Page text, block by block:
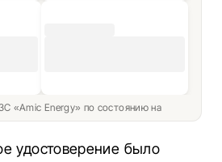
«Amic Energy» по состоянию на
удостоверение было